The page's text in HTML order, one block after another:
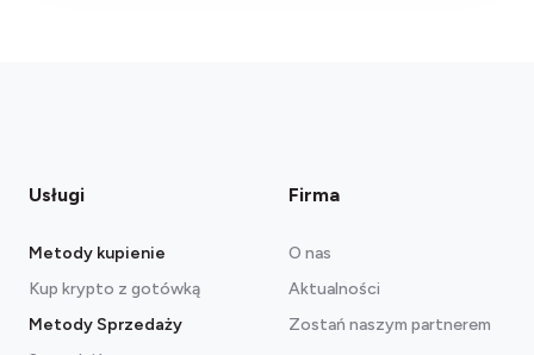
Uwaga:
Usługi
Metody kupienie
Kup krypto z gotówką
Metody Sprzedaży
Firma
O nas
Aktualności
Zostań naszym partnerem